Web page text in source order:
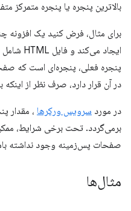
بالاترین پنجره یا پنجره متمرکز
ایجاد می‌کند و فایل HTML شامل فراخوانی
پنجره فعلی، پنجره‌ای است که
در آن قرار دارد، صرف نظر از اینکه
در مورد سرویس ورکرها ، مقدار
برمی‌گردد. تحت برخی شرایط،
صفحات پس‌زمینه وجود نداشته
مثال‌ها